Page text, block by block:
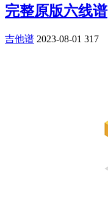
完整原版六线谱
吉他谱 2023-08-01 317